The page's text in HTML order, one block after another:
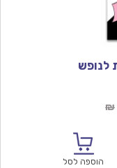
₪
הוספה לסל